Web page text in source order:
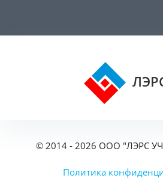
© 2014 - 2026 ООО "ЛЭРС
Политика